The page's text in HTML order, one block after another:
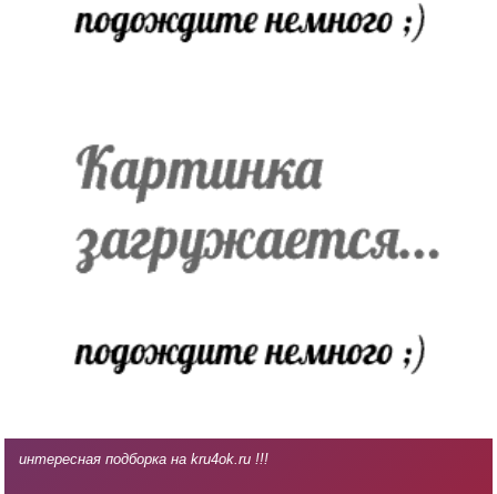
интересная подборка на kru4ok.ru !!!